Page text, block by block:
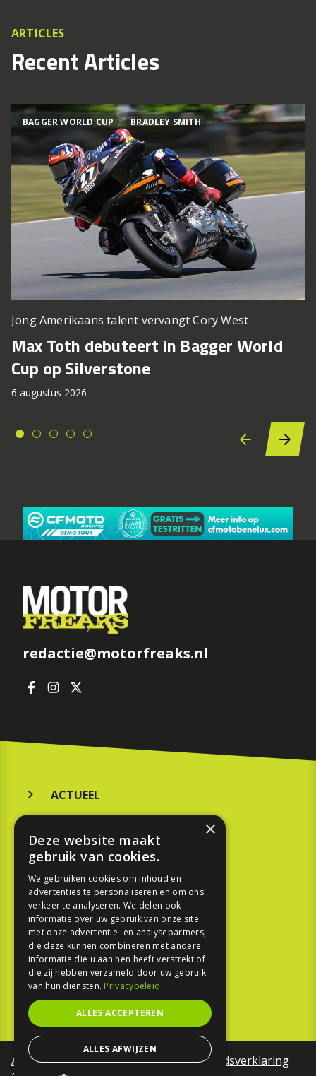
ARTICLES
Recent Articles
BAGGER WORLD CUP BRADLEY SMITH
Jong Amerikaans talent vervangt Cory West
Max Toth debuteert in Bagger World
Cup op Silverstone
6 augustus 2026
redactie@motorfreaks.nl
ACTUEEL
KOOPGIDS
TESTEN
SPORT
REPORTAGE
TOUREN
NIEUWSBRIEF
Algemene voorwaardenToegankelijkheidsverklaring
×
Deze website maakt
gebruik van cookies.
We gebruiken cookies om inhoud en
advertenties te personaliseren en om ons
verkeer te analyseren. We delen ook
informatie over uw gebruik van onze site
met onze advertentie- en analysepartners,
die deze kunnen combineren met andere
informatie die u aan hen heeft verstrekt of
die zij hebben verzameld door uw gebruik
van hun diensten. Privacybeleid
ALLES ACCEPTEREN
ALLES AFWIJZEN